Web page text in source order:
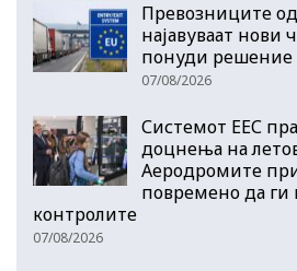
Превозниците
најавуваат нови
понуди решение
07/08/2026
Системот ЕЕС
доцнења на
Аеродромите
повремено да ги
контролите
07/08/2026